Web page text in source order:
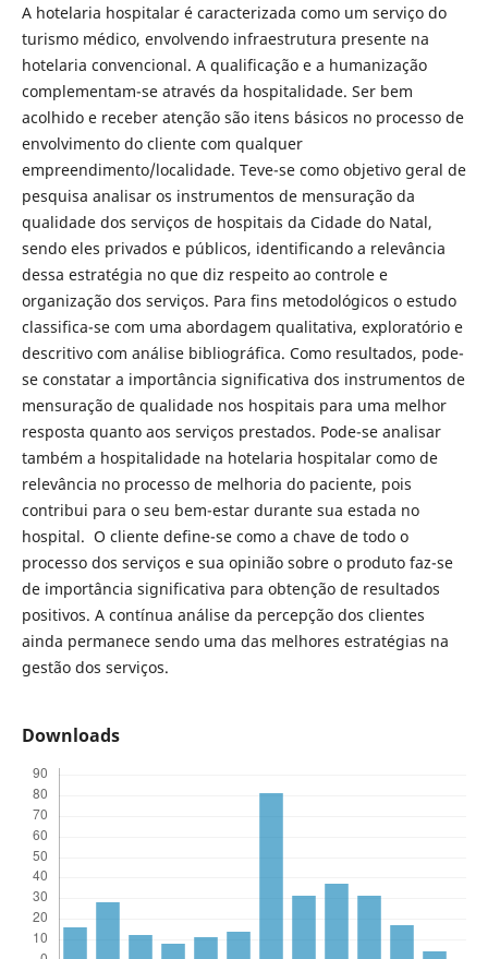
A hotelaria hospitalar é caracterizada como um serviço do
turismo médico, envolvendo infraestrutura presente na
hotelaria convencional. A qualificação e a humanização
complementam-se através da hospitalidade. Ser bem
acolhido e receber atenção são itens básicos no processo de
envolvimento do cliente com qualquer
empreendimento/localidade. Teve-se como objetivo geral de
pesquisa analisar os instrumentos de mensuração da
qualidade dos serviços de hospitais da Cidade do Natal,
sendo eles privados e públicos, identificando a relevância
dessa estratégia no que diz respeito ao controle e
organização dos serviços. Para fins metodológicos o estudo
classifica-se com uma abordagem qualitativa, exploratório e
descritivo com análise bibliográfica. Como resultados, pode-
se constatar a importância significativa dos instrumentos de
mensuração de qualidade nos hospitais para uma melhor
resposta quanto aos serviços prestados. Pode-se analisar
também a hospitalidade na hotelaria hospitalar como de
relevância no processo de melhoria do paciente, pois
contribui para o seu bem-estar durante sua estada no
hospital. O cliente define-se como a chave de todo o
processo dos serviços e sua opinião sobre o produto faz-se
de importância significativa para obtenção de resultados
positivos. A contínua análise da percepção dos clientes
ainda permanece sendo uma das melhores estratégias na
gestão dos serviços.
Downloads